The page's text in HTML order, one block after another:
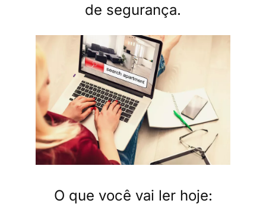
de segurança.
O que você vai ler hoje: